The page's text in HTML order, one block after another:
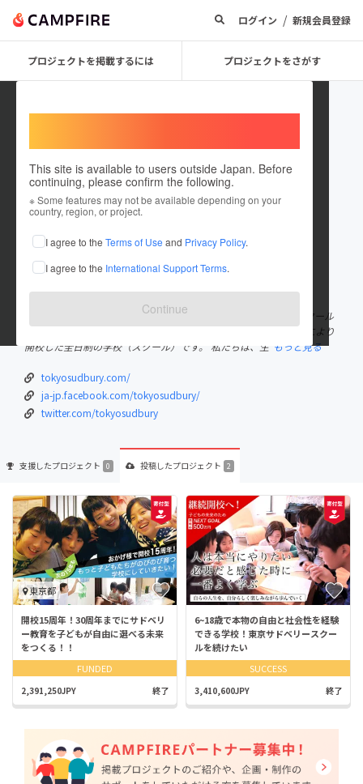
ログイン / 新規会員登録
プロジェクトを掲載するには プロジェクトをさがす
This site is available to users outside Japan. Before
continuing, please confirm the following.
※ Some features may not be available depending on your
country, region, or project.
I agree to the Terms of Use and Privacy Policy.
I agree to the International Support Terms.
Continue
TokyoSudburySchool
これまでに2件のプロジェクトを投稿しています
在住国：日本 現在地：未設定
出身国：日本 出身地：東京都
東京サドベリースクールは、アメリカのサドベリー・バレー・スクール
をモデルに「東京にもサドベリースクールを！」という市民有志により
開校した全日制の学校（スクール）です。 私たちは、生 もっと見る
tokyosudbury.com/
ja-jp.facebook.com/tokyosudbury/
twitter.com/tokyosudbury
支援したプロジェクト 0 投稿したプロジェクト 2
東京都
開校15周年！30周年までにサドベリ
ー教育を子どもが自由に選べる未来
をつくる！！
FUNDED
2,391,250JPY 終了
6~18歳で本物の自由と社会性を経験
できる学校！東京サドベリースクー
ルを続けたい
SUCCESS
3,410,600JPY 終了